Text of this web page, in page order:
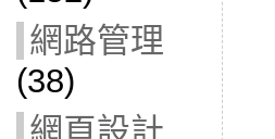
網路管理
(38)
網頁設計